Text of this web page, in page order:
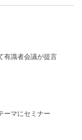
有識者会議が提言
ーマにセミナー